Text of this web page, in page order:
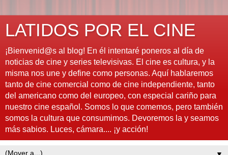
LATIDOS POR EL CINE
¡Bienvenid@s al blog! En él intentaré poneros al día de
noticias de cine y series televisivas. El cine es cultura, y la
misma nos une y define como personas. Aquí hablaremos
tanto de cine comercial como de cine independiente, tanto
del americano como del europeo, con especial cariño para
nuestro cine español. Somos lo que comemos, pero también
somos la cultura que consumimos. Devoremos la y seamos
más sabios. Luces, cámara.... ¡y acción!